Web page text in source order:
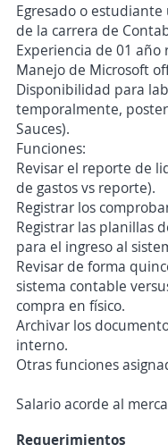
Egresado o
de la carrera de
Experiencia de 01 año
Manejo de Microsoft
Disponibilidad para
temporalmente,
Sauces).
Funciones:
Revisar el reporte de
de gastos vs reporte).
Registrar los
Registrar las planillas
para el ingreso al
Revisar de forma
sistema contable
compra en físico.
Archivar los
interno.
Otras funciones
Salario acorde al
Requerimientos